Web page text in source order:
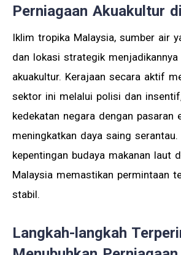
Perniagaan Akuakultur
Iklim tropika Malaysia, sumber air
dan lokasi strategik
akuakultur. Kerajaan secara aktif
sektor ini melalui polisi dan
kedekatan negara dengan pasaran
meningkatkan daya saing serantau.
kepentingan budaya makanan laut
Malaysia memastikan permintaan
stabil.
Langkah-langkah